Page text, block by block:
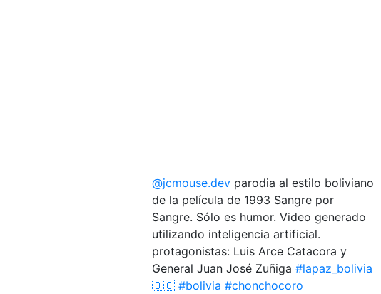
@jcmouse.dev parodia al estilo boliviano
de la película de 1993 Sangre por
Sangre. Sólo es humor. Video generado
utilizando inteligencia artificial.
protagonistas: Luis Arce Catacora y
General Juan José Zuñiga #lapaz_bolivia
🇧🇴 #bolivia #chonchocoro